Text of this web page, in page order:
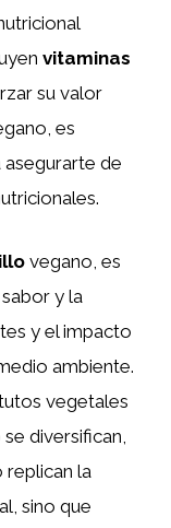
vitaminas
su valor
es
de
vegano, es
y la
y el impacto
ambiente.
vegetales
diversifican,
la
sino que